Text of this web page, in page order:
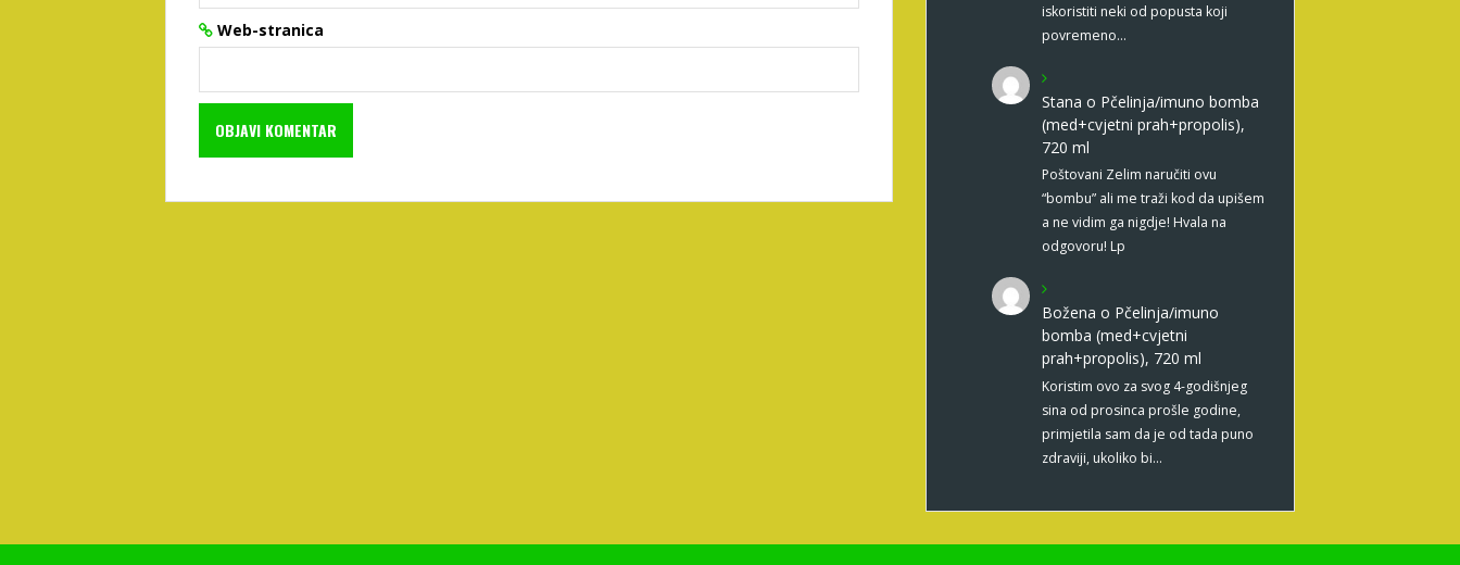
Web-stranica
iskoristiti neki od popusta koji
povremeno…
Stana o Pčelinja/imuno bomba
(med+cvjetni prah+propolis),
720 ml
Poštovani Zelim naručiti ovu
“bombu” ali me traži kod da upišem
a ne vidim ga nigdje! Hvala na
odgovoru! Lp
Božena o Pčelinja/imuno
bomba (med+cvjetni
prah+propolis), 720 ml
Koristim ovo za svog 4-godišnjeg
sina od prosinca prošle godine,
primjetila sam da je od tada puno
zdraviji, ukoliko bi…